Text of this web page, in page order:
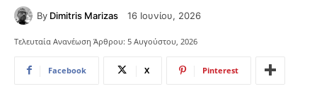
By Dimitris Marizas 16 Ιουνίου, 2026
Τελευταία Ανανέωση Άρθρου: 5 Αυγούστου, 2026
Facebook X Pinterest